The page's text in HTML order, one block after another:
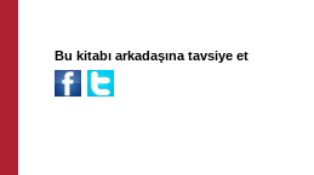
Bu kitabı arkadaşına tavsiye et